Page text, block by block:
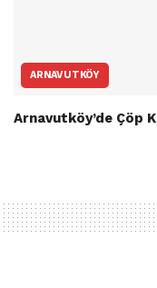
ARNAVUTKÖY
Arnavutköy’de Çöp